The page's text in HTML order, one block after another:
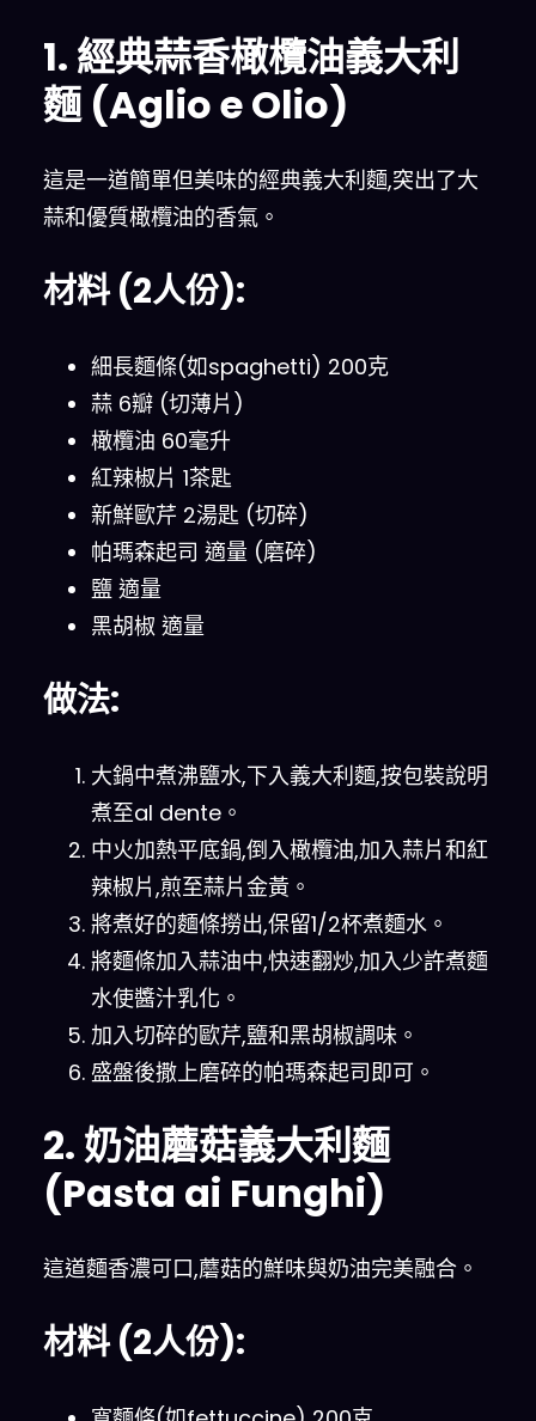
1. 經典蒜香橄欖油義大利
麵 (Aglio e Olio)
這是一道簡單但美味的經典義大利麵,突出了大
蒜和優質橄欖油的香氣。
材料 (2人份):
細長麵條(如spaghetti) 200克
蒜 6瓣 (切薄片)
橄欖油 60毫升
紅辣椒片 1茶匙
新鮮歐芹 2湯匙 (切碎)
帕瑪森起司 適量 (磨碎)
鹽 適量
黑胡椒 適量
做法:
大鍋中煮沸鹽水,下入義大利麵,按包裝說明
煮至al dente。
中火加熱平底鍋,倒入橄欖油,加入蒜片和紅
辣椒片,煎至蒜片金黃。
將煮好的麵條撈出,保留1/2杯煮麵水。
將麵條加入蒜油中,快速翻炒,加入少許煮麵
水使醬汁乳化。
加入切碎的歐芹,鹽和黑胡椒調味。
盛盤後撒上磨碎的帕瑪森起司即可。
2. 奶油蘑菇義大利麵
(Pasta ai Funghi)
這道麵香濃可口,蘑菇的鮮味與奶油完美融合。
材料 (2人份):